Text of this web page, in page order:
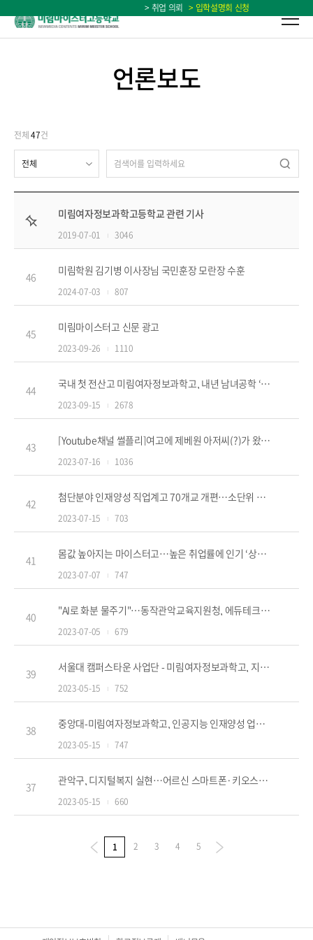
> 취업 의뢰 > 입학설명회 신청
언론보도
전체47건
미림여자정보과학고등학교 관련 기사
2019-07-01 3046
46 미림학원 김기병 이사장님 국민훈장 모란장 수훈
2024-07-03 807
45 미림마이스터고 신문 광고
2023-09-26 1110
44 국내 첫 전산고 미림여자정보과학고, 내년 남녀공학 ‘미림마이스터고’ 전환
2023-09-15 2678
43 [Youtube채널 썰플리]여고에 제베원 아저씨(?)가 왔다구요? 요즘 학교 썰
2023-07-16 1036
42 첨단분야 인재양성 직업계고 70개교 개편…소단위 교육과정 운영도
2023-07-15 703
41 몸값 높아지는 마이스터고…높은 취업률에 인기 ‘상한가’
2023-07-07 747
40 "AI로 화분 물주기"…동작관악교육지원청, 에듀테크 공개수업
2023-07-05 679
39 서울대 캠퍼스타운 사업단 - 미림여자정보과학고, 지역 로봇·AI분야 인재양성 업무협약 체결
2023-05-15 752
38 중앙대-미림여자정보과학고, 인공지능 인재양성 업무협약 체결
2023-05-15 747
37 관악구, 디지털복지 실현…어르신 스마트폰·키오스크 강의도
2023-05-15 660
1 2 3 4 5